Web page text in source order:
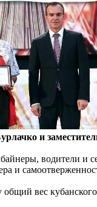
и
водители и
и
общий вес